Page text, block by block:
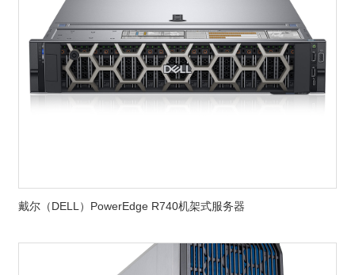
戴尔（DELL）PowerEdge R740机架式服务器